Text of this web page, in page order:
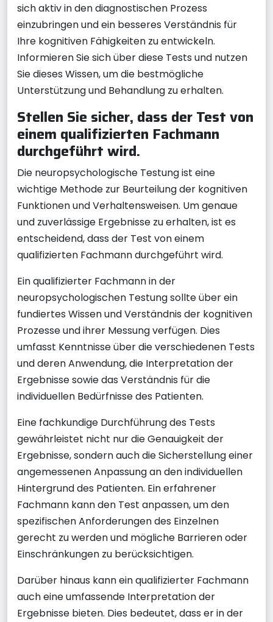
sich aktiv in den diagnostischen Prozess
einzubringen und ein besseres Verständnis für
Ihre kognitiven Fähigkeiten zu entwickeln.
Informieren Sie sich über diese Tests und nutzen
Sie dieses Wissen, um die bestmögliche
Unterstützung und Behandlung zu erhalten.
Stellen Sie sicher, dass der Test von
einem qualifizierten Fachmann
durchgeführt wird.
Die neuropsychologische Testung ist eine
wichtige Methode zur Beurteilung der kognitiven
Funktionen und Verhaltensweisen. Um genaue
und zuverlässige Ergebnisse zu erhalten, ist es
entscheidend, dass der Test von einem
qualifizierten Fachmann durchgeführt wird.
Ein qualifizierter Fachmann in der
neuropsychologischen Testung sollte über ein
fundiertes Wissen und Verständnis der kognitiven
Prozesse und ihrer Messung verfügen. Dies
umfasst Kenntnisse über die verschiedenen Tests
und deren Anwendung, die Interpretation der
Ergebnisse sowie das Verständnis für die
individuellen Bedürfnisse des Patienten.
Eine fachkundige Durchführung des Tests
gewährleistet nicht nur die Genauigkeit der
Ergebnisse, sondern auch die Sicherstellung einer
angemessenen Anpassung an den individuellen
Hintergrund des Patienten. Ein erfahrener
Fachmann kann den Test anpassen, um den
spezifischen Anforderungen des Einzelnen
gerecht zu werden und mögliche Barrieren oder
Einschränkungen zu berücksichtigen.
Darüber hinaus kann ein qualifizierter Fachmann
auch eine umfassende Interpretation der
Ergebnisse bieten. Dies bedeutet, dass er in der